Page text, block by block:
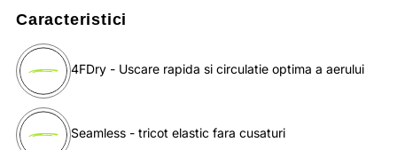
Caracteristici
4FDry - Uscare rapida si circulatie optima a aerului
Seamless - tricot elastic fara cusaturi